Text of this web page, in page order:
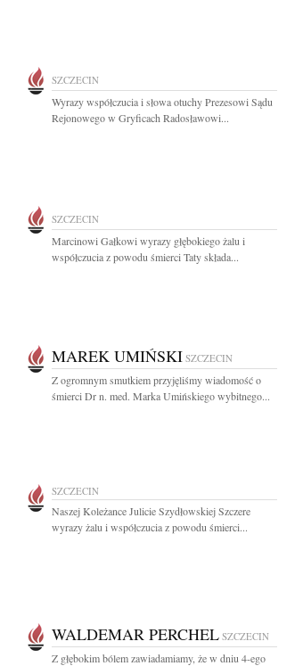
SZCZECIN
Wyrazy współczucia i słowa otuchy Prezesowi Sądu
Rejonowego w Gryficach Radosławowi...
SZCZECIN
Marcinowi Gałkowi wyrazy głębokiego żalu i
współczucia z powodu śmierci Taty składa...
MAREK UMIŃSKI SZCZECIN
Z ogromnym smutkiem przyjęliśmy wiadomość o
śmierci Dr n. med. Marka Umińskiego wybitnego...
SZCZECIN
Naszej Koleżance Julicie Szydłowskiej Szczere
wyrazy żalu i współczucia z powodu śmierci...
WALDEMAR PERCHEL SZCZECIN
Z głębokim bólem zawiadamiamy, że w dniu 4-ego